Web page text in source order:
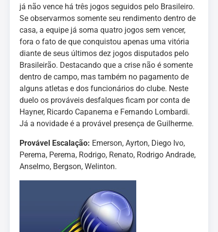
já não vence há três jogos seguidos pelo Brasileiro.
Se observarmos somente seu rendimento dentro de
casa, a equipe já soma quatro jogos sem vencer,
fora o fato de que conquistou apenas uma vitória
diante de seus últimos dez jogos disputados pelo
Brasileirão. Destacando que a crise não é somente
dentro de campo, mas também no pagamento de
alguns atletas e dos funcionários do clube. Neste
duelo os prováveis desfalques ficam por conta de
Hayner, Ricardo Capanema e Fernando Lombardi.
Já a novidade é a provável presença de Guilherme.
Provável Escalação: Emerson, Ayrton, Diego Ivo,
Perema, Perema, Rodrigo, Renato, Rodrigo Andrade,
Anselmo, Bergson, Welinton.